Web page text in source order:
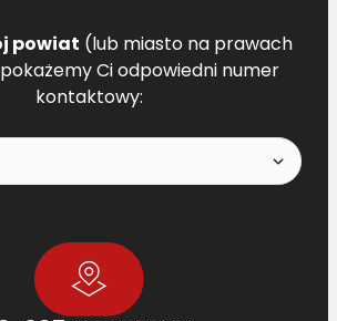
powiat (lub miasto na prawach
Ci odpowiedni numer
kontaktowy: